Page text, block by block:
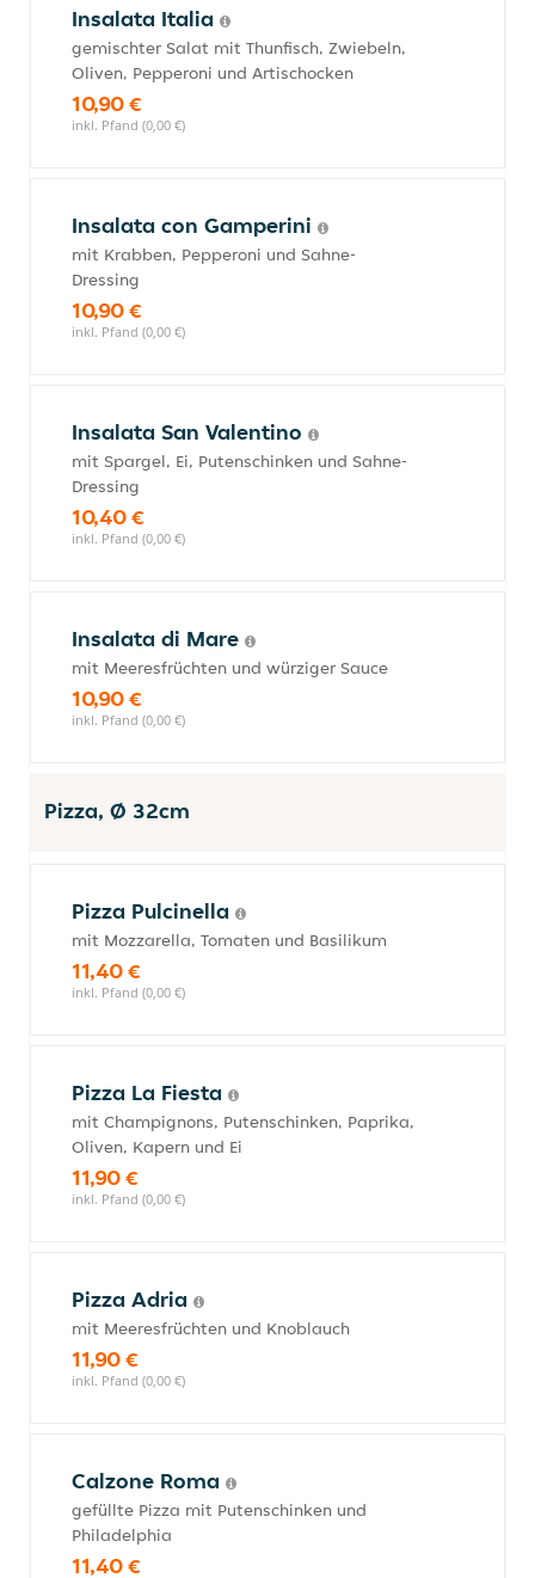
Insalata Italia
gemischter Salat mit Thunfisch, Zwiebeln,
Oliven, Pepperoni und Artischocken
10,90 €
inkl. Pfand (0,00 €)
Insalata con Gamperini
mit Krabben, Pepperoni und Sahne-
Dressing
10,90 €
inkl. Pfand (0,00 €)
Insalata San Valentino
mit Spargel, Ei, Putenschinken und Sahne-
Dressing
10,40 €
inkl. Pfand (0,00 €)
Insalata di Mare
mit Meeresfrüchten und würziger Sauce
10,90 €
inkl. Pfand (0,00 €)
Pizza, Ø 32cm
Pizza Pulcinella
mit Mozzarella, Tomaten und Basilikum
11,40 €
inkl. Pfand (0,00 €)
Pizza La Fiesta
mit Champignons, Putenschinken, Paprika,
Oliven, Kapern und Ei
11,90 €
inkl. Pfand (0,00 €)
Pizza Adria
mit Meeresfrüchten und Knoblauch
11,90 €
inkl. Pfand (0,00 €)
Calzone Roma
gefüllte Pizza mit Putenschinken und
Philadelphia
11,40 €